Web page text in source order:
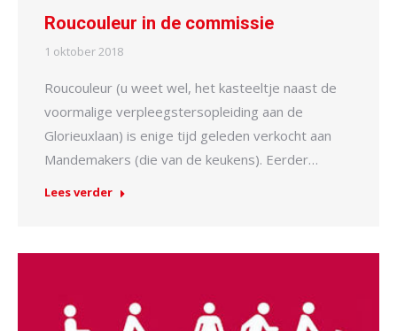
Roucouleur in de commissie
1 oktober 2018
Roucouleur (u weet wel, het kasteeltje naast de
voormalige verpleegstersopleiding aan de
Glorieuxlaan) is enige tijd geleden verkocht aan
Mandemakers (die van de keukens). Eerder…
Lees verder